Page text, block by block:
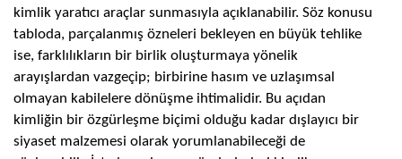
kimlik yaratıcı araçlar sunmasıyla açıklanabilir. Söz konusu
tabloda, parçalanmış özneleri bekleyen en büyük tehlike
ise, farklılıkların bir birlik oluşturmaya yönelik
arayışlardan vazgeçip; birbirine hasım ve uzlaşımsal
olmayan kabilelere dönüşme ihtimalidir. Bu açıdan
kimliğin bir özgürleşme biçimi olduğu kadar dışlayıcı bir
siyaset malzemesi olarak yorumlanabileceği de